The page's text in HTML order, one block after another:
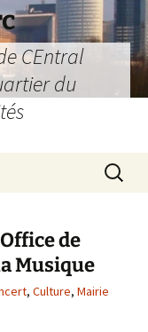
CEntral
du
de
Musique
, Culture, Mairie